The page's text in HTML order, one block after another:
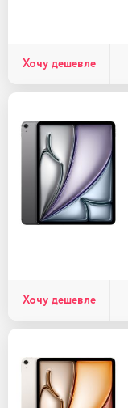
Хочу дешевле
Хочу дешевле